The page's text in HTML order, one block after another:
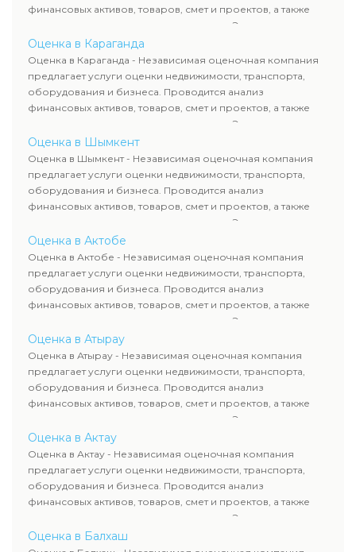
финансовых активов, товаров, смет и проектов, а также
оценка животных и недропользования. Эксперты
определяют рыночную стоимость имущества и
рассчитывают ущерб. Все отчеты соответствуют
требованиям законодательства и используются для
сделок, кредитования и судебных процессов.
Оценка в Караганда
Оценка в Караганда - Независимая оценочная компания
предлагает услуги оценки недвижимости, транспорта,
оборудования и бизнеса. Проводится анализ
финансовых активов, товаров, смет и проектов, а также
оценка животных и недропользования. Эксперты
определяют рыночную стоимость имущества и
рассчитывают ущерб. Все отчеты соответствуют
требованиям законодательства и используются для
сделок, кредитования и судебных процессов.
Оценка в Шымкент
Оценка в Шымкент - Независимая оценочная компания
предлагает услуги оценки недвижимости, транспорта,
оборудования и бизнеса. Проводится анализ
финансовых активов, товаров, смет и проектов, а также
оценка животных и недропользования. Эксперты
определяют рыночную стоимость имущества и
рассчитывают ущерб. Все отчеты соответствуют
требованиям законодательства и используются для
сделок, кредитования и судебных процессов.
Оценка в Актобе
Оценка в Актобе - Независимая оценочная компания
предлагает услуги оценки недвижимости, транспорта,
оборудования и бизнеса. Проводится анализ
финансовых активов, товаров, смет и проектов, а также
оценка животных и недропользования. Эксперты
определяют рыночную стоимость имущества и
рассчитывают ущерб. Все отчеты соответствуют
требованиям законодательства и используются для
сделок, кредитования и судебных процессов.
Оценка в Атырау
Оценка в Атырау - Независимая оценочная компания
предлагает услуги оценки недвижимости, транспорта,
оборудования и бизнеса. Проводится анализ
финансовых активов, товаров, смет и проектов, а также
оценка животных и недропользования. Эксперты
определяют рыночную стоимость имущества и
рассчитывают ущерб. Все отчеты соответствуют
требованиям законодательства и используются для
сделок, кредитования и судебных процессов.
Оценка в Актау
Оценка в Актау - Независимая оценочная компания
предлагает услуги оценки недвижимости, транспорта,
оборудования и бизнеса. Проводится анализ
финансовых активов, товаров, смет и проектов, а также
оценка животных и недропользования. Эксперты
определяют рыночную стоимость имущества и
рассчитывают ущерб. Все отчеты соответствуют
Оценка в Балхаш